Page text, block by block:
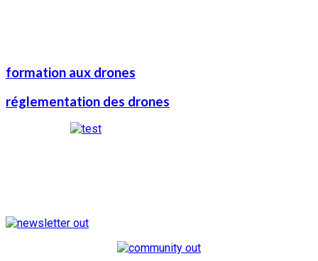
formation aux drones
réglementation des drones